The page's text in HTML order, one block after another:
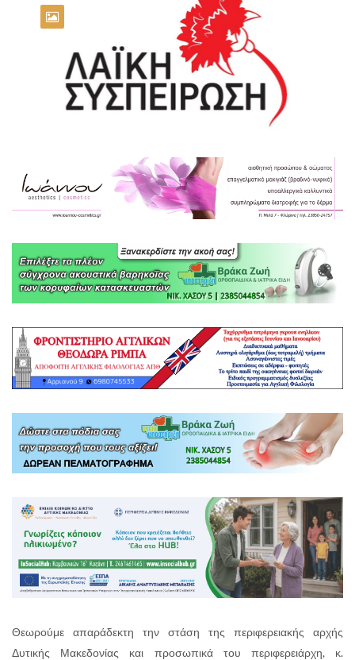
Θεωρούμε απαράδεκτη την στάση της περιφερειακής αρχής
Δυτικής Μακεδονίας και προσωπικά του περιφερειάρχη, κ.